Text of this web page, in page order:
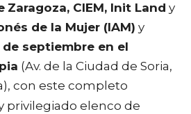
Zaragoza, CIEM, Init Land y
de la Mujer (IAM) y
de septiembre en el
(Av. de la Ciudad de Soria,
con este completo
privilegiado elenco de